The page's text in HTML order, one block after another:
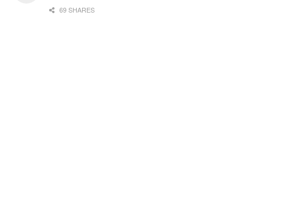
69 SHARES